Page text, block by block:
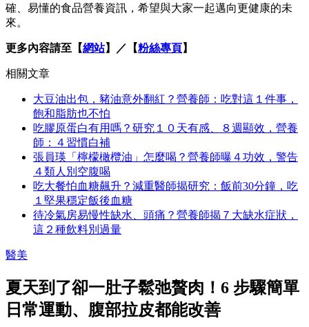
確、易懂的食品營養資訊，希望與大家一起邁向更健康的未
來。
更多內容請至【網站】／【粉絲專頁】
相關文章
大豆油出包，豬油意外翻紅？營養師：吃對這１件事，
飽和脂肪也不怕
吃膠原蛋白有用嗎？研究１０天有感、８週顯效，營養
師：４習慣白補
張員瑛「檸檬橄欖油」怎麼喝？營養師曝４功效，警告
４類人別空腹喝
吃大餐怕血糖飆升？減重醫師揭研究：飯前30分鐘，吃
１堅果穩定飯後血糖
待冷氣房易慢性缺水、頭痛？營養師揭７大缺水症狀，
這２種飲料別過量
醫美
夏天到了卻一肚子鬆弛贅肉！6 步驟簡單
日常運動、腹部拉皮都能改善